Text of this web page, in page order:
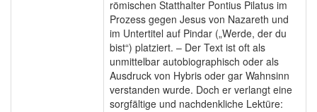
römischen Statthalter Pontius Pilatus im
Prozess gegen Jesus von Nazareth und
im Untertitel auf Pindar („Werde, der du
bist“) platziert. – Der Text ist oft als
unmittelbar autobiographisch oder als
Ausdruck von Hybris oder gar Wahnsinn
verstanden wurde. Doch er verlangt eine
sorgfältige und nachdenkliche Lektüre: